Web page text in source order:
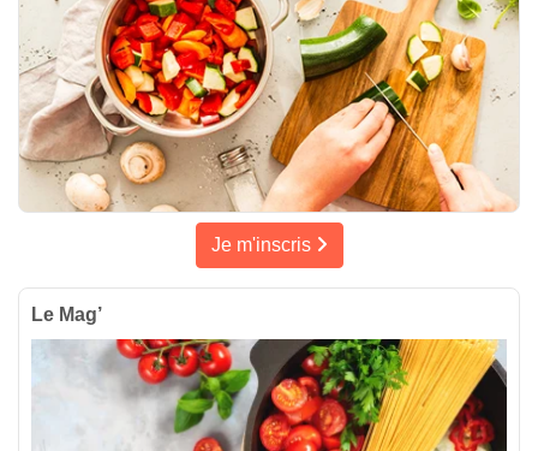
Je m'inscris
Le Mag’